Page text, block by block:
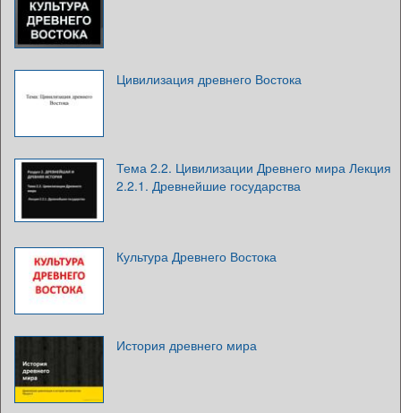
Цивилизация древнего Востока
Тема 2.2. Цивилизации Древнего мира Лекция
2.2.1. Древнейшие государства
Культура Древнего Востока
История древнего мира